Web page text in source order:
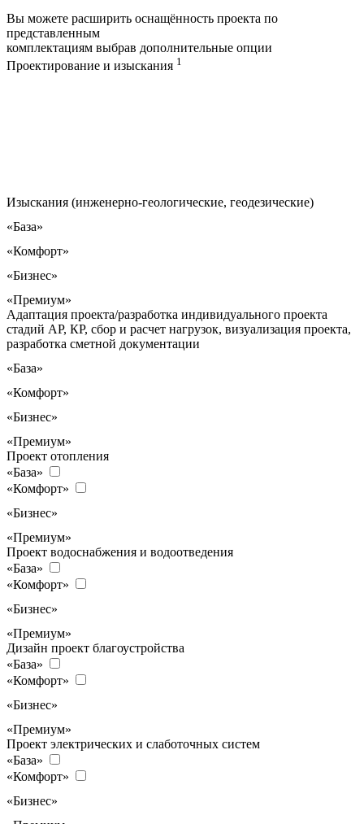
Вы можете расширить оснащённость проекта по
представленным
комплектациям выбрав дополнительные опции
Проектирование и изыскания 1
Изыскания (инженерно-геологические, геодезические)
«База»
«Комфорт»
«Бизнес»
«Премиум»
Адаптация проекта/разработка индивидуального проекта
стадий АР, КР, сбор и расчет нагрузок, визуализация проекта,
разработка сметной документации
«База»
«Комфорт»
«Бизнес»
«Премиум»
Проект отопления
«База»
«Комфорт»
«Бизнес»
«Премиум»
Проект водоснабжения и водоотведения
«База»
«Комфорт»
«Бизнес»
«Премиум»
Дизайн проект благоустройства
«База»
«Комфорт»
«Бизнес»
«Премиум»
Проект электрических и слаботочных систем
«База»
«Комфорт»
«Бизнес»